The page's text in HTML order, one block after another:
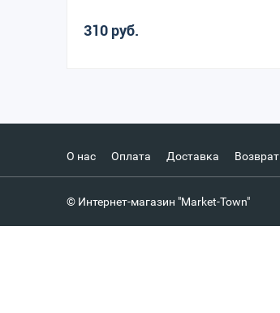
310 руб.
О нас Оплата Доставка Возврат
© Интернет-магазин "Market-Town"